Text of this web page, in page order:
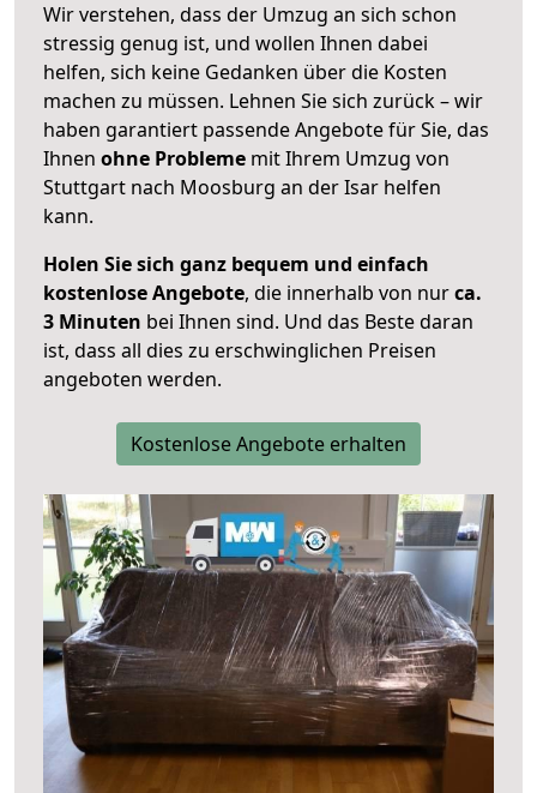
Wir verstehen, dass der Umzug an sich schon
stressig genug ist, und wollen Ihnen dabei
helfen, sich keine Gedanken über die Kosten
machen zu müssen. Lehnen Sie sich zurück – wir
haben garantiert passende Angebote für Sie, das
Ihnen ohne Probleme mit Ihrem Umzug von
Stuttgart nach Moosburg an der Isar helfen
kann.
Holen Sie sich ganz bequem und einfach
kostenlose Angebote, die innerhalb von nurca.
3 Minuten bei Ihnen sind. Und das Beste daran
ist, dass all dies zu erschwinglichen Preisen
angeboten werden.
Kostenlose Angebote erhalten